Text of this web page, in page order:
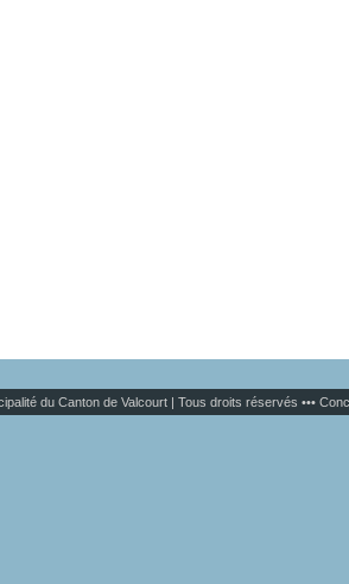
du Canton de Valcourt | Tous droits réservés •••